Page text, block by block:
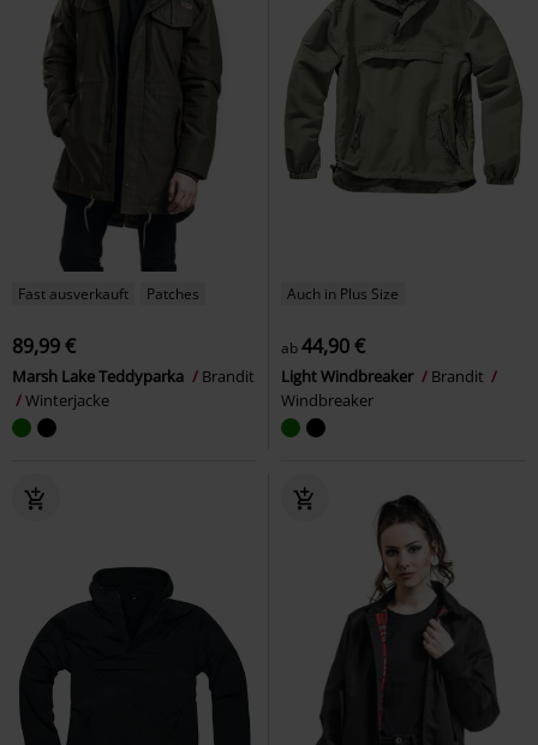
Fast ausverkauft Patches
89,99 €
Marsh Lake Teddyparka
Brandit
Winterjacke
Auch in Plus Size
ab44,90 €
Light Windbreaker
Brandit
Windbreaker